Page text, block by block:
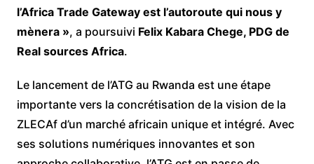
l’Africa Trade Gateway est l’autoroute qui nous y
mènera », a poursuivi Felix Kabara Chege, PDG de
Real sources Africa.
Le lancement de l’ATG au Rwanda est une étape
importante vers la concrétisation de la vision de la
ZLECAf d’un marché africain unique et intégré. Avec
ses solutions numériques innovantes et son